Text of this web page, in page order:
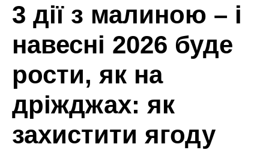
3 дії з малиною – і
навесні 2026 буде
рости, як на
дріжджах: як
захистити ягоду